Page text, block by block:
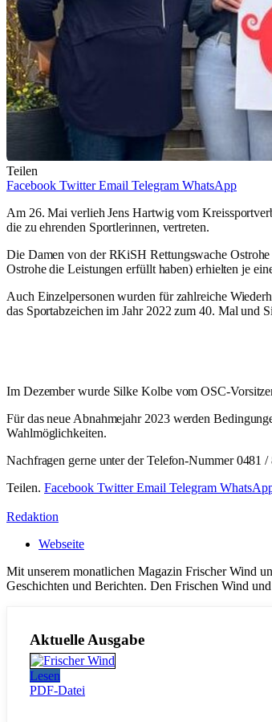
Teilen
Facebook Twitter Email Telegram WhatsApp
Am 26. Mai verlieh Jens Hartwig vom
die zu ehrenden Sportlerinnen, vertreten.
Die Damen von der RKiSH Rettungswache
Ostrohe die Leistungen erfüllt haben) erhielten je
Auch Einzelpersonen wurden für zahlreiche
das Sportabzeichen im Jahr 2022 zum 40. Mal und
Im Dezember wurde Silke Kolbe vom OSC-
Für das neue Abnahmejahr 2023 werden
Wahlmöglichkeiten.
Nachfragen gerne unter der Telefon-Nummer 0481 /
Teilen. Facebook Twitter Email Telegram
Redaktion
Webseite
Mit unserem monatlichen Magazin Frischer Wind
Geschichten und Berichten. Den Frischen Wind
Aktuelle Ausgabe
Lesen
PDF-Datei